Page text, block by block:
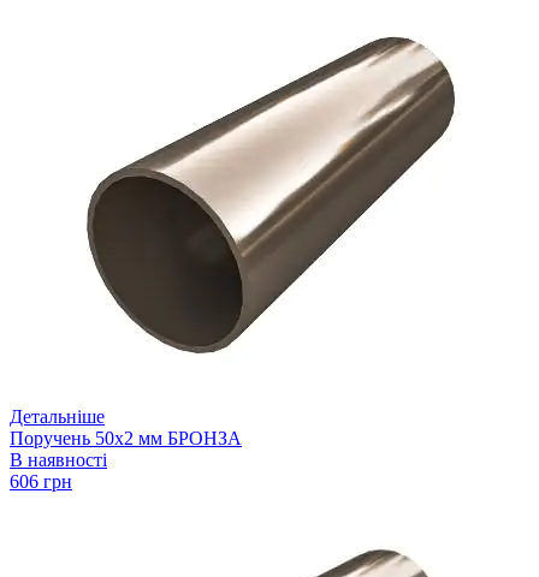
Детальніше
Поручень 50х2 мм БРОНЗА
В наявності
606 грн